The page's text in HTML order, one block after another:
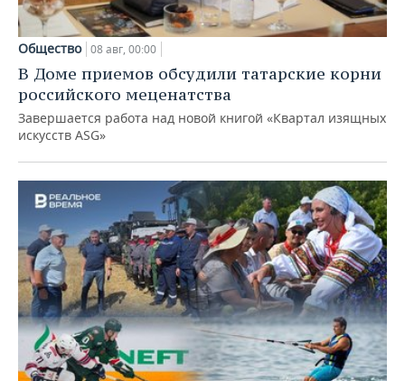
Общество 08 авг, 00:00
В Доме приемов обсудили татарские корни
российского меценатства
Завершается работа над новой книгой «Квартал изящных
искусств ASG»